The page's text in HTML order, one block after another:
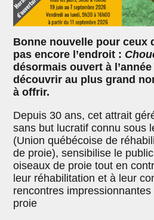
Bonne nouvelle pour ceux
pas encore l’endroit :
désormais ouvert à
découvrir au plus grand
à offrir.
Depuis 30 ans, cet attrait
sans but lucratif connu sous
(Union québécoise de
de proie), sensibilise le
oiseaux de proie tout en
leur réhabilitation et à leur
rencontres
proie